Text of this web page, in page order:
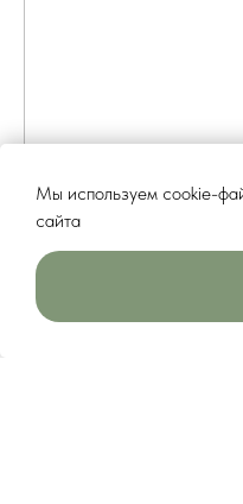
Мы используем cookie-
сайта